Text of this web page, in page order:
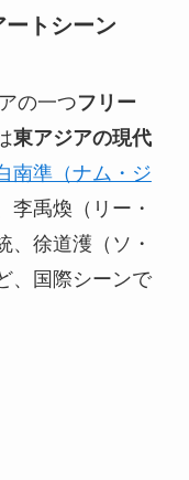
トシーン
の一つフリー
東アジアの現代
南準（ナム・ジ
李禹煥（リー・
、徐道濩（ソ・
、国際シーンで